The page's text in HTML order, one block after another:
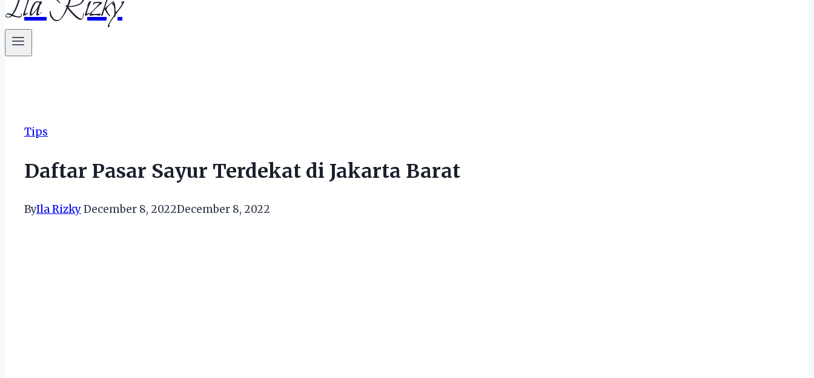
Tips
Daftar Pasar Sayur Terdekat di Jakarta Barat
ByIla RizkyDecember 8, 2022December 8, 2022